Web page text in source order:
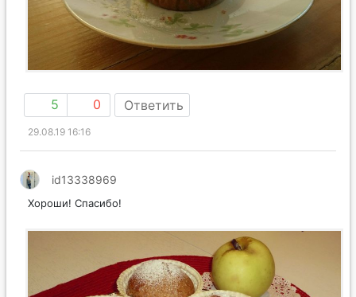
5 0 Ответить
29.08.19 16:16
id13338969
Хороши! Спасибо!